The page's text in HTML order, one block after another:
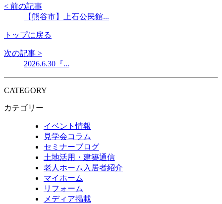
< 前の記事
【熊谷市】上石公民館...
トップに戻る
次の記事 >
2026.6.30『...
CATEGORY
カテゴリー
イベント情報
見学会コラム
セミナーブログ
土地活用・建築通信
老人ホーム入居者紹介
マイホーム
リフォーム
メディア掲載